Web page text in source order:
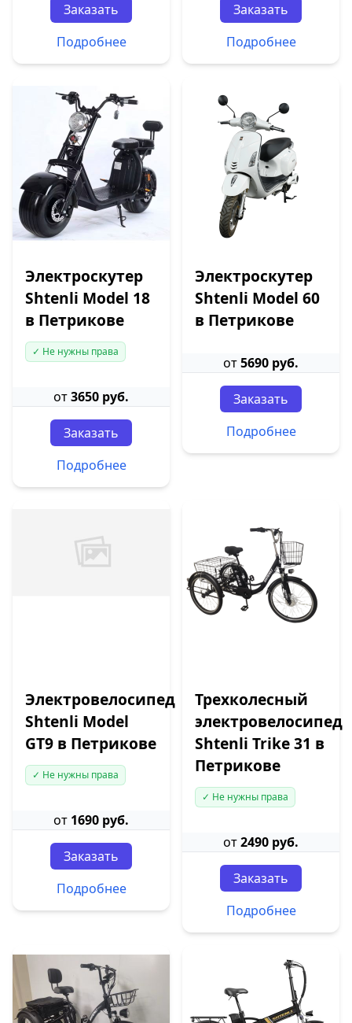
Заказать
Подробнее
Заказать
Подробнее
Электроскутер
Shtenli Model 18
в Петрикове
✓ Не нужны права
от3650 руб.
Заказать
Подробнее
Электроскутер
Shtenli Model 60
в Петрикове
от5690 руб.
Заказать
Подробнее
Электровелосипед
Shtenli Model
GT9 в Петрикове
✓ Не нужны права
от 1690 руб.
Заказать
Подробнее
Трехколесный
электровелосипед
Shtenli Trike 31 в
Петрикове
✓ Не нужны права
от2490 руб.
Заказать
Подробнее